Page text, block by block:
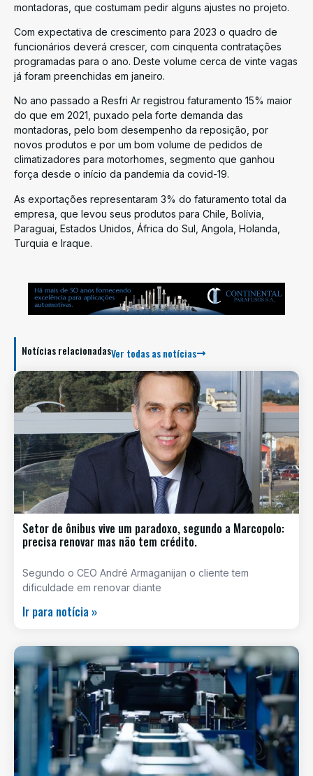
montadoras, que costumam pedir alguns ajustes no projeto.
Com expectativa de crescimento para 2023 o quadro de
funcionários deverá crescer, com cinquenta contratações
programadas para o ano. Deste volume cerca de vinte vagas
já foram preenchidas em janeiro.
No ano passado a Resfri Ar registrou faturamento 15% maior
do que em 2021, puxado pela forte demanda das
montadoras, pelo bom desempenho da reposição, por
novos produtos e por um bom volume de pedidos de
climatizadores para motorhomes, segmento que ganhou
força desde o início da pandemia da covid-19.
As exportações representaram 3% do faturamento total da
empresa, que levou seus produtos para Chile, Bolívia,
Paraguai, Estados Unidos, África do Sul, Angola, Holanda,
Turquia e Iraque.
Notícias relacionadasVer todas as notícias
Setor de ônibus vive um paradoxo, segundo a Marcopolo:
precisa renovar mas não tem crédito.
Segundo o CEO André Armaganijan o cliente tem
dificuldade em renovar diante
Ir para notícia »